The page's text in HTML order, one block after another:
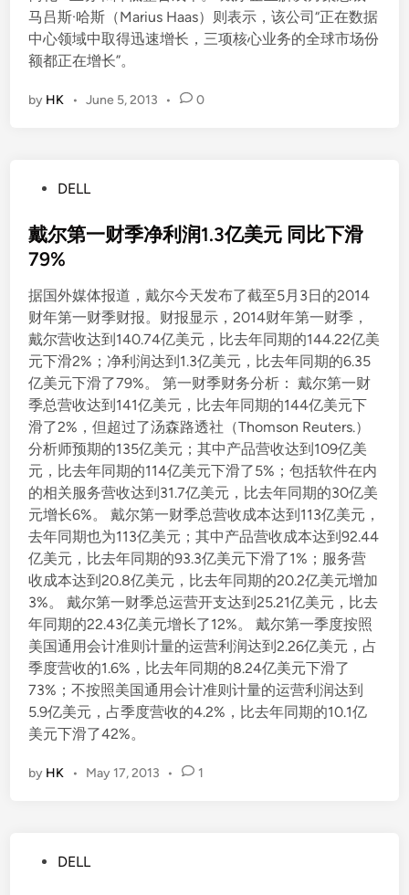
马吕斯·哈斯（Marius Haas）则表示，该公司“正在数据
中心领域中取得迅速增长，三项核心业务的全球市场份
额都正在增长”。
by HK • June 5, 2013 • 0
s
t
d
i
n
DELL
戴尔第一财季净利润1.3亿美元 同比下滑
79%
据国外媒体报道，戴尔今天发布了截至5月3日的2014
财年第一财季财报。财报显示，2014财年第一财季，
戴尔营收达到140.74亿美元，比去年同期的144.22亿美
元下滑2%；净利润达到1.3亿美元，比去年同期的6.35
亿美元下滑了79%。 第一财季财务分析： 戴尔第一财
季总营收达到141亿美元，比去年同期的144亿美元下
滑了2%，但超过了汤森路透社（Thomson Reuters.）
分析师预期的135亿美元；其中产品营收达到109亿美
元，比去年同期的114亿美元下滑了5%；包括软件在内
的相关服务营收达到31.7亿美元，比去年同期的30亿美
元增长6%。 戴尔第一财季总营收成本达到113亿美元，
去年同期也为113亿美元；其中产品营收成本达到92.44
亿美元，比去年同期的93.3亿美元下滑了1%；服务营
收成本达到20.8亿美元，比去年同期的20.2亿美元增加
3%。 戴尔第一财季总运营开支达到25.21亿美元，比去
年同期的22.43亿美元增长了12%。 戴尔第一季度按照
美国通用会计准则计量的运营利润达到2.26亿美元，占
季度营收的1.6%，比去年同期的8.24亿美元下滑了
73%；不按照美国通用会计准则计量的运营利润达到
5.9亿美元，占季度营收的4.2%，比去年同期的10.1亿
美元下滑了42%。
by HK • May 17, 2013 • 1
DELL